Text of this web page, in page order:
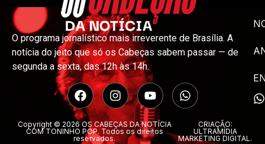
O programa jornalístico mais irreverente de Brasília. A
notícia do jeito que só os Cabeças sabem passar — de
segunda a sexta, das 12h às 14h.
Copyright © 2026 OS CABEÇAS DA NOTÍCIA
COM TONINHO POP. Todos os direitos
reservados.
CRIAÇÃO:
ULTRAMÍDIA
MARKETING DIGITAL.